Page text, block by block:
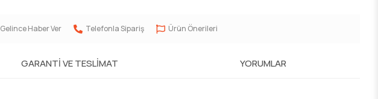
Gelince Haber Ver Telefonla Sipariş Ürün Önerileri
GARANTI VE TESLIMAT YORUMLAR